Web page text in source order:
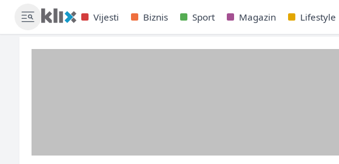
Vijesti Biznis Sport Magazin Lifestyle